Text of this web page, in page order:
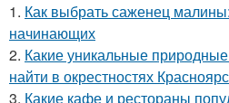
1. Как выбрать саженец
начинающих
2. Какие уникальные
найти в окрестностях
3. Какие кафе и рестораны